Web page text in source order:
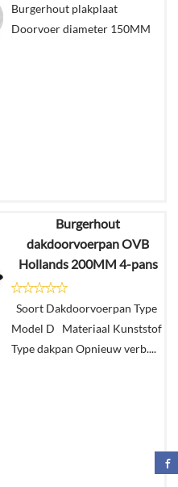
In
Burgerhout plakplaat
Doorvoer diameter 150MM
€39,31
€23,51
In
winkelmand
Burgerhout
dakdoorvoerpan OVB
Hollands 200MM 4-pans
Soort Dakdoorvoerpan Type
Model D Materiaal Kunststof
Type dakpan Opnieuw verb....